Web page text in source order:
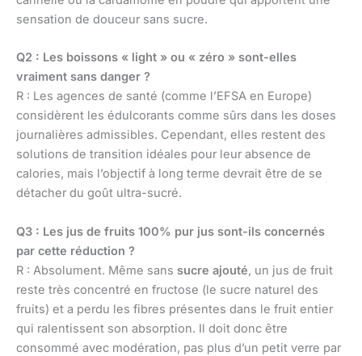
sensation de douceur sans sucre.
Q2 : Les boissons « light » ou « zéro » sont-elles
vraiment sans danger ?
R : Les agences de santé (comme l’EFSA en Europe)
considèrent les édulcorants comme sûrs dans les doses
journalières admissibles. Cependant, elles restent des
solutions de transition idéales pour leur absence de
calories, mais l’objectif à long terme devrait être de se
détacher du goût ultra-sucré.
Q3 : Les jus de fruits 100% pur jus sont-ils concernés
par cette réduction ?
R : Absolument. Même sans sucre ajouté, un jus de fruit
reste très concentré en fructose (le sucre naturel des
fruits) et a perdu les fibres présentes dans le fruit entier
qui ralentissent son absorption. Il doit donc être
consommé avec modération, pas plus d’un petit verre par